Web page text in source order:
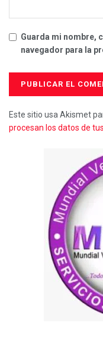
Guarda mi nombre,
navegador para la
Este sitio usa Akismet
procesan los datos de